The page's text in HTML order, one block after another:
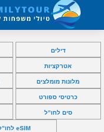
דילים
אטרקציות
מלונות מומלצים
כרטיסי ספורט
סים לחו”ל
eSIM לחו”ל